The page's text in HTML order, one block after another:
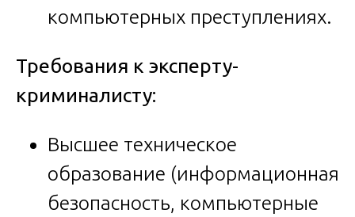
компьютерных преступлениях.
Требования к эксперту-
криминалисту:
Высшее техническое
образование (информационная
безопасность, компьютерные